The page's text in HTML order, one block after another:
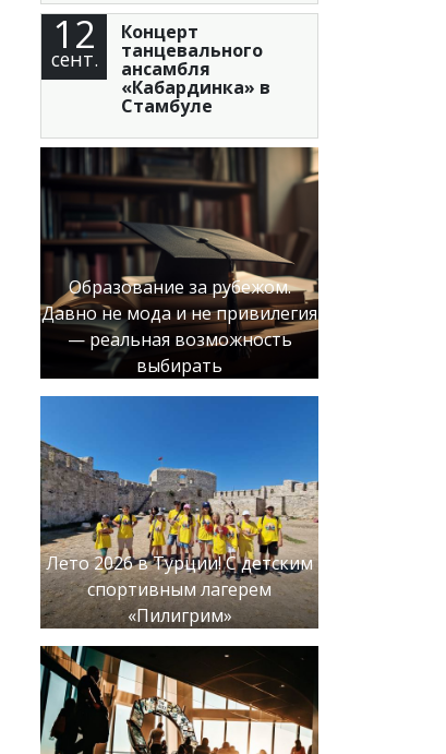
12
сент.
Концерт
танцевального
ансамбля
«Кабардинка» в
Стамбуле
Образование за рубежом.
Давно не мода и не привилегия
— реальная возможность
выбирать
Лето 2026 в Турции! С детским
спортивным лагерем
«Пилигрим»